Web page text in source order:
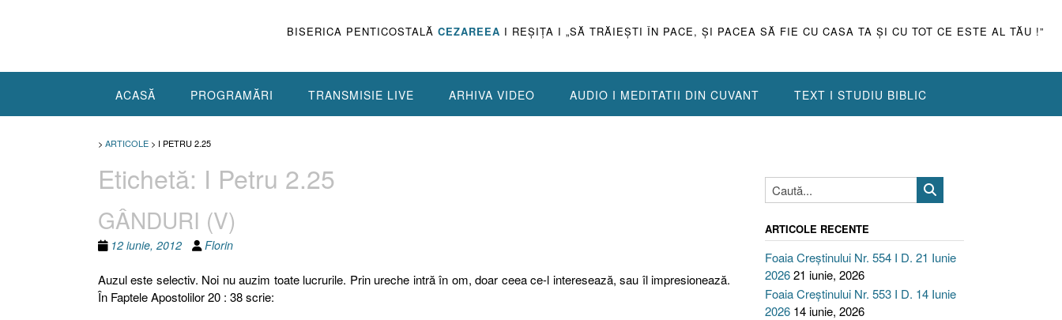
BISERICA PENTICOSTALĂ CEZAREEA I REŞIŢA I „SĂ TRĂIEŞTI ÎN PACE, ŞI PACEA SĂ FIE CU CASA TA ŞI CU TOT CE ESTE AL TĂU !”
ACASĂ PROGRAMĂRI TRANSMISIE LIVE ARHIVA VIDEO AUDIO I MEDITATII DIN CUVANT TEXT I STUDIU BIBLIC
> ARTICOLE > I PETRU 2.25
Etichetă: I Petru 2.25
GÂNDURI (V)
12 iunie, 2012 Florin
Auzul este selectiv. Noi nu auzim toate lucrurile. Prin ureche intră în om, doar ceea ce-l interesează, sau îl impresionează.
În Faptele Apostolilor 20 : 38 scrie:
ARTICOLE RECENTE
Foaia Creștinului Nr. 554 I D. 21 Iunie
202621 iunie, 2026
Foaia Creștinului Nr. 553 I D. 14 Iunie
2026 14 iunie, 2026